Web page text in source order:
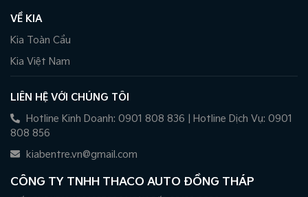
VỀ KIA
Kia Toàn Cầu
Kia Việt Nam
LIÊN HỆ VỚI CHÚNG TÔI
Hotline Kinh Doanh: 0901 808 836 | Hotline Dịch Vụ: 0901
808 856
kiabentre.vn@gmail.com
CÔNG TY TNHH THACO AUTO ĐỒNG THÁP